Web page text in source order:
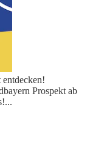
Prospekt ab
...